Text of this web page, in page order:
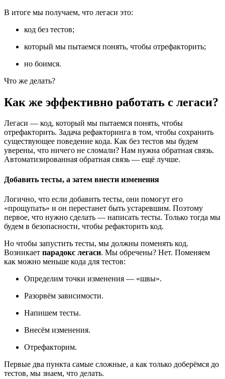
В итоге мы получаем, что легаси это:
код без тестов;
который мы пытаемся понять, чтобы отрефакторить;
но боимся.
Что же делать?
Как же эффективно работать с легаси?
Легаси — код, который мы пытаемся понять, чтобы
отрефакторить. Задача рефакторинга в том, чтобы сохранить
существующее поведение кода. Как без тестов мы будем
уверены, что ничего не сломали? Нам нужна обратная связь.
Автоматизированная обратная связь — ещё лучше.
Добавить тесты, а затем внести изменения
Логично, что если добавить тесты, они помогут его
«прощупать» и он перестанет быть устаревшим. Поэтому
первое, что нужно сделать — написать тесты. Только тогда мы
будем в безопасности, чтобы рефакторить код.
Но чтобы запустить тесты, мы должны поменять код.
Возникает парадокс легаси. Мы обречены? Нет. Поменяем
как можно меньше кода для тестов:
Определим точки изменения — «швы».
Разорвём зависимости.
Напишем тесты.
Внесём изменения.
Отрефакторим.
Первые два пункта самые сложные, а как только доберёмся до
тестов, мы знаем, что делать.